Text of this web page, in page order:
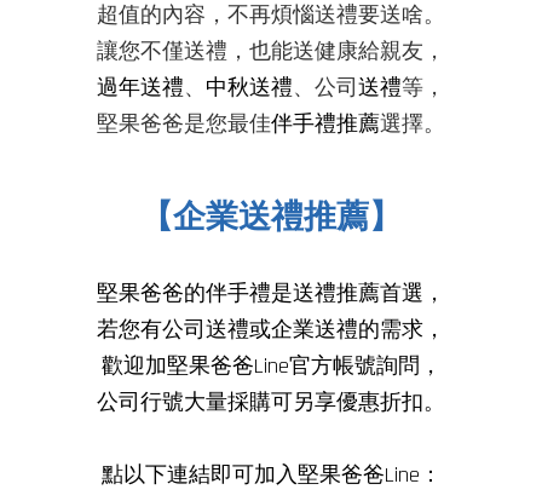
超值的內容，不再煩惱送禮要送啥。
讓您不僅送禮，也能送健康給親友 ，
過年送禮、 中秋送禮、公司送禮等，
堅果爸爸是您最佳伴手禮推薦選擇。
【企業送禮推薦】
堅果爸爸的伴手禮是送禮推薦首選，
若您有公司送禮或企業送禮的需求，
歡迎加堅果爸爸Line官方帳號詢問，
公司行號大量採購可另享優惠折扣。
點以下連結即可加入堅果爸爸Line：